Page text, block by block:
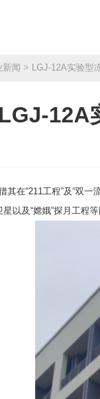
新闻 > LGJ-12A实验型
LGJ-12A
在“211工程”及“双
星以及“嫦娥”探月工